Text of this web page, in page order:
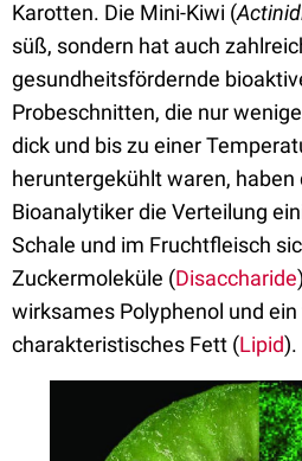
Karotten. Die Mini-Kiwi (
süß, sondern hat auch
gesundheitsfördernde
Probeschnitten, die nur
dick und bis zu einer
heruntergekühlt waren, haben
Bioanalytiker die Verteilung
Schale und im Fruchtfleisch
Zuckermoleküle (Disaccharide
wirksames Polyphenol und
charakteristisches Fett (Lipid).